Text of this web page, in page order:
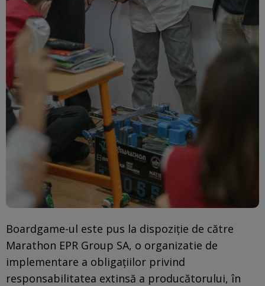
Boardgame-ul este pus la dispoziție de către
Marathon EPR Group SA, o organizatie de
implementare a obligațiilor privind
responsabilitatea extinsă a producătorului, în